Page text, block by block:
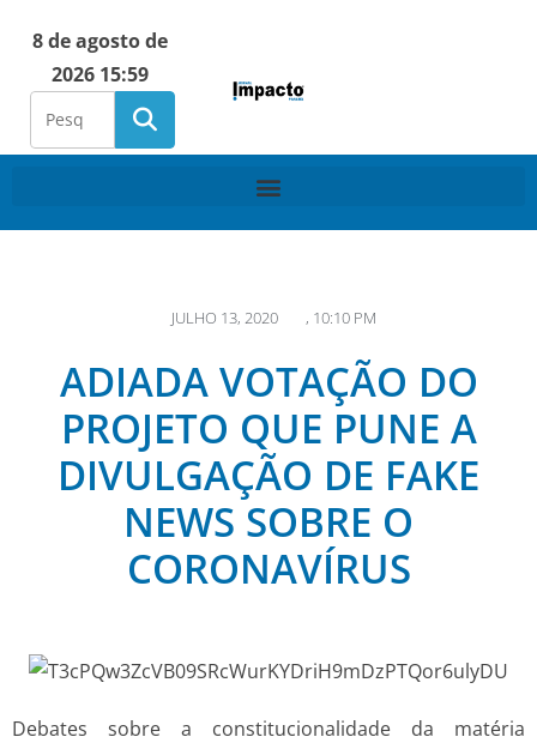
8 de agosto de
2026 15:59
JULHO 13, 2020 , 10:10 PM
ADIADA VOTAÇÃO DO
PROJETO QUE PUNE A
DIVULGAÇÃO DE FAKE
NEWS SOBRE O
CORONAVÍRUS
Debates sobre a constitucionalidade da matéria